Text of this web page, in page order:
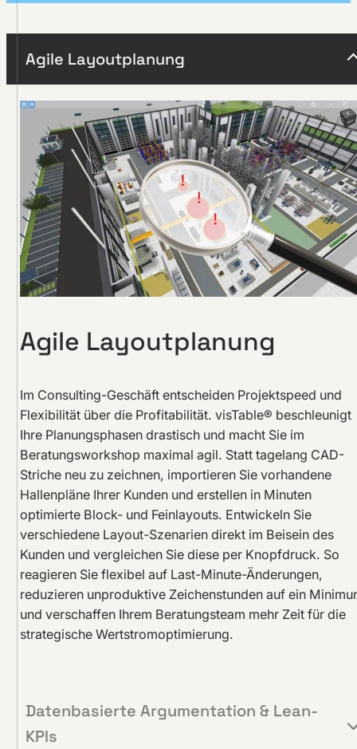
Agile Layoutplanung
Datenbasierte Argumentation & Lean-
KPIs
Agile Layoutplanung
Im Consulting-Geschäft entscheiden Projektspeed und
Flexibilität über die Profitabilität. visTable® beschleunigt
Ihre Planungsphasen drastisch und macht Sie im
Beratungsworkshop maximal agil. Statt tagelang CAD-
Striche neu zu zeichnen, importieren Sie vorhandene
Hallenpläne Ihrer Kunden und erstellen in Minuten
optimierte Block- und Feinlayouts. Entwickeln Sie
verschiedene Layout-Szenarien direkt im Beisein des
Kunden und vergleichen Sie diese per Knopfdruck. So
reagieren Sie flexibel auf Last-Minute-Änderungen,
reduzieren unproduktive Zeichenstunden auf ein
und verschaffen Ihrem Beratungsteam mehr Zeit für die
strategische Wertstromoptimierung.